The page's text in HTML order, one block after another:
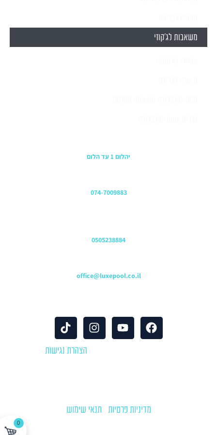
משאבות לג'קוזי
יהלום 1 עד הלום
074-7009883
0505238884
office@luxepool.co.il
הצהרת נגישות
מדיניות פרטיות| תנאי שימוש
0